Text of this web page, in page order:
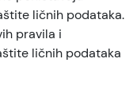
ličnih podataka.
pravila i
ličnih podataka